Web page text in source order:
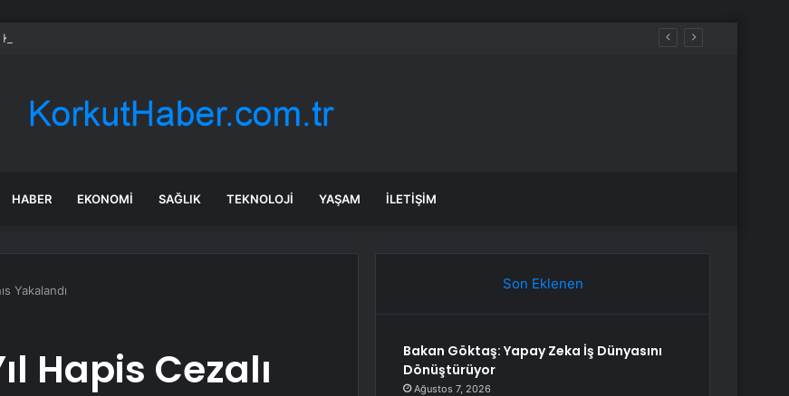
Murat Emir: “Yargı Siyasetin Sopası Haline Geldi”
HABER EKONOMI SAĞLIK TEKNOLOJI YAŞAM İLETIŞIM
Yakalandı
Hapis Cezalı
Son Eklenen
Bakan Göktaş: Yapay Zeka İş Dünyasını
Dönüştürüyor
Ağustos 7, 2026